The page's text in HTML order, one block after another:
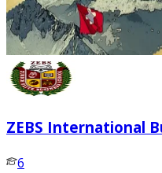
ZEBS International
6